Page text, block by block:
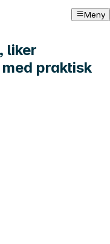
Meny
liker
praktisk